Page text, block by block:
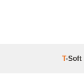
T-Soft